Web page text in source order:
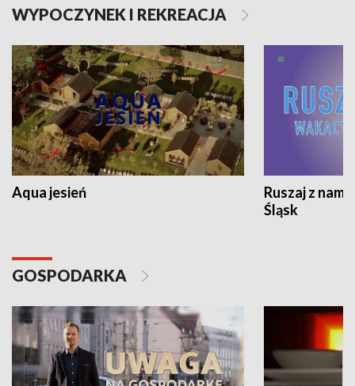
WYPOCZYNEK I REKREACJA
Aqua jesień
Ruszaj z
Śląsk
GOSPODARKA